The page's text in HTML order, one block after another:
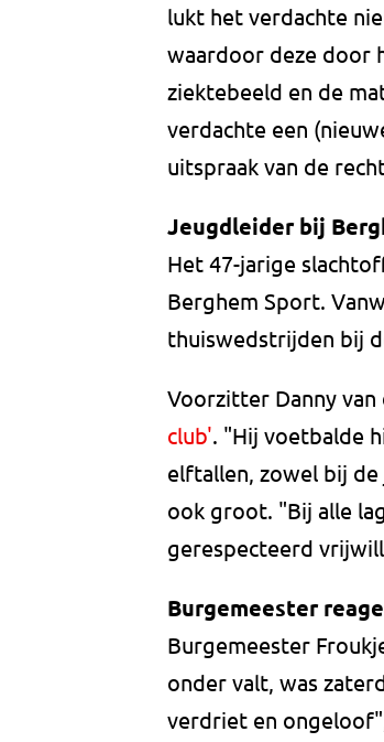
lukt het verdachte
waardoor deze door
ziektebeeld en de
verdachte een
uitspraak van de
Jeugdleider bij
Het 47-jarige
Berghem Sport.
thuiswedstrijden bij
Voorzitter Danny
club'. "Hij voetbalde
elftallen, zowel bij de
ook groot. "Bij alle
gerespecteerd
Burgemeester
Burgemeester
onder valt, was
verdriet en